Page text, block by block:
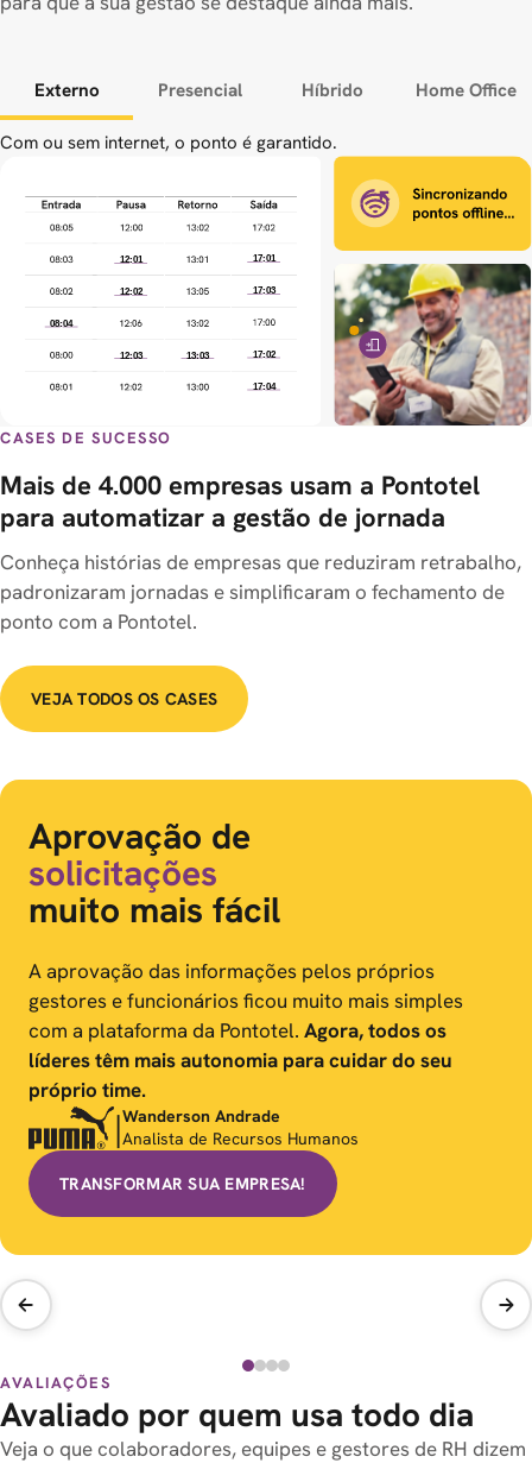
Modelos de trabalho
Externo Presencial Híbrido Home Office
Com ou sem internet, o ponto é garantido.
CASES DE SUCESSO
Mais de 4.000 empresas usam a Pontotel
para automatizar a gestão de jornada
Conheça histórias de empresas que reduziram retrabalho,
padronizaram jornadas e simplificaram o fechamento de
ponto com a Pontotel.
VEJA TODOS OS CASES
Aprovação de
solicitações
muito mais fácil
A aprovação das informações pelos próprios
gestores e funcionários ficou muito mais simples
com a plataforma da Pontotel. Agora, todos os
líderes têm mais autonomia para cuidar do seu
próprio time.
|Wanderson Andrade
Analista de Recursos Humanos
TRANSFORMAR SUA EMPRESA!
AVALIAÇÕES
Avaliado por quem usa todo dia
Veja o que colaboradores, equipes e gestores de RH dizem